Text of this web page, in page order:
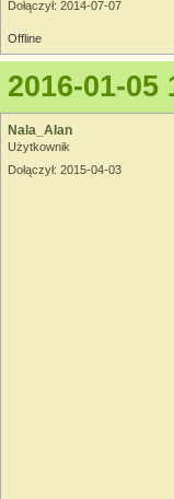
Dołączył: 2014-07-07
Offline
2016-01-05
Nala_Alan
Użytkownik
Dołączył: 2015-04-03